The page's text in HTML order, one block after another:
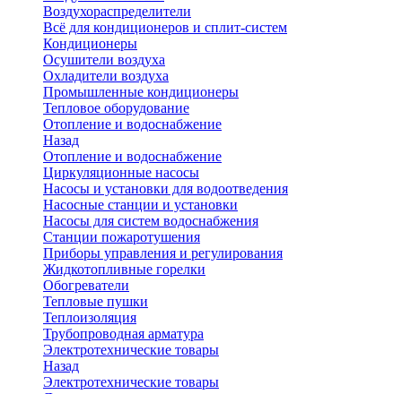
Воздухораспределители
Всё для кондиционеров и сплит-систем
Кондиционеры
Осушители воздуха
Охладители воздуха
Промышленные кондиционеры
Тепловое оборудование
Отопление и водоснабжение
Назад
Отопление и водоснабжение
Циркуляционные насосы
Насосы и установки для водоотведения
Насосные станции и установки
Насосы для систем водоснабжения
Станции пожаротушения
Приборы управления и регулирования
Жидкотопливные горелки
Обогреватели
Тепловые пушки
Теплоизоляция
Трубопроводная арматура
Электротехнические товары
Назад
Электротехнические товары